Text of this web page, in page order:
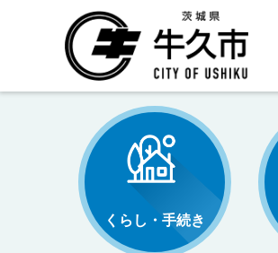
くらし・手続き